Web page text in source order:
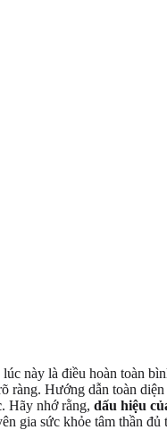
này là điều hoàn toàn
ràng. Hướng dẫn toàn
. Hãy nhớ rằng, dấu hiệu
gia sức khỏe tâm thần